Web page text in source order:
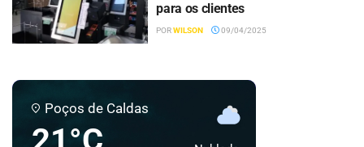
para os clientes
PORWILSON 09/04/2025
Poços de Caldas